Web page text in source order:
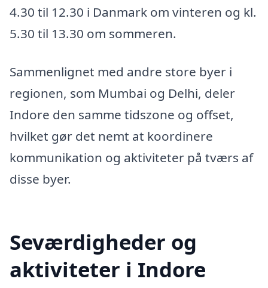
4.30 til 12.30 i Danmark om vinteren og kl.
5.30 til 13.30 om sommeren.
Sammenlignet med andre store byer i
regionen, som Mumbai og Delhi, deler
Indore den samme tidszone og offset,
hvilket gør det nemt at koordinere
kommunikation og aktiviteter på tværs af
disse byer.
Seværdigheder og
aktiviteter i Indore